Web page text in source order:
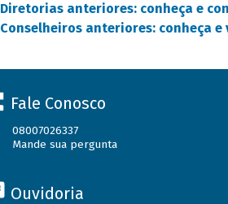
Diretorias anteriores: conheça e
Conselheiros anteriores: conheça e
Fale Conosco
08007026337
Mande sua pergunta
Ouvidoria